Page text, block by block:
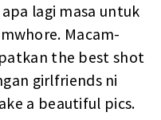
lagi masa untuk
Macam-
the best shot
girlfriends ni
a beautiful pics.